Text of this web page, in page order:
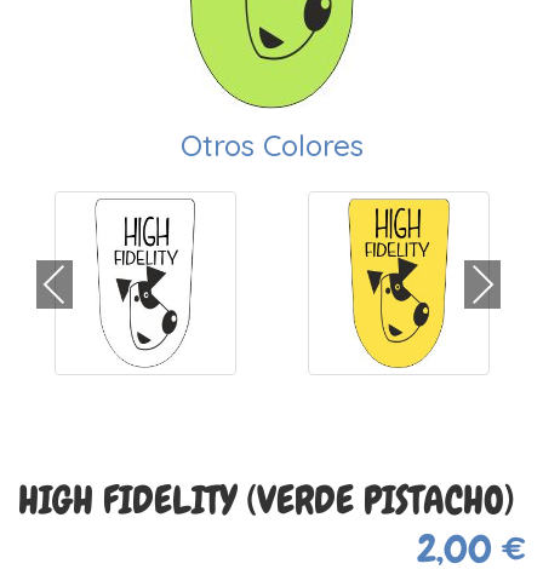
Otros Colores
HIGH FIDELITY (VERDE PISTACHO)
2,00 €